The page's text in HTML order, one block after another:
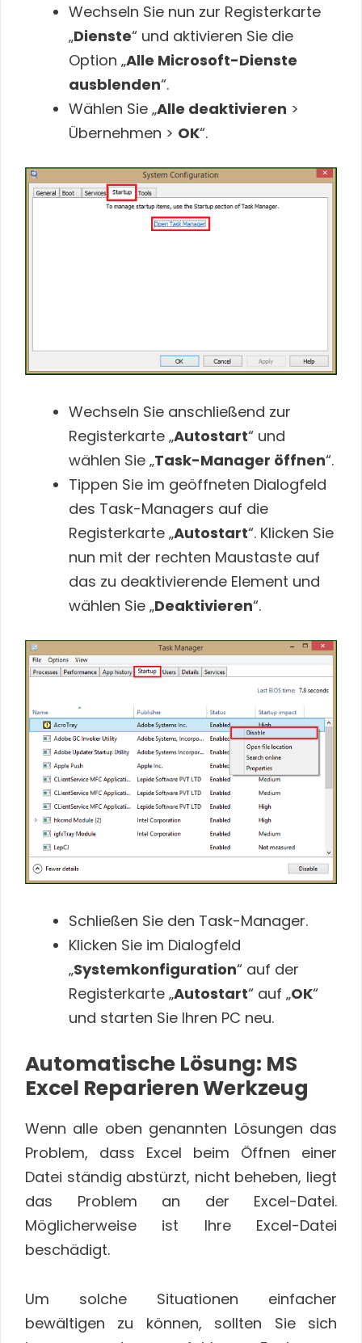
Wechseln Sie nun zur Registerkarte
„Dienste“ und aktivieren Sie die
Option „Alle Microsoft-Dienste
ausblenden“.
Wählen Sie „Alle deaktivieren >
Übernehmen > OK“.
Wechseln Sie anschließend zur
Registerkarte „Autostart“ und
wählen Sie „Task-Manager öffnen“.
Tippen Sie im geöffneten Dialogfeld
des Task-Managers auf die
Registerkarte „Autostart“. Klicken Sie
nun mit der rechten Maustaste auf
das zu deaktivierende Element und
wählen Sie „Deaktivieren“.
Schließen Sie den Task-Manager.
Klicken Sie im Dialogfeld
„Systemkonfiguration“ auf der
Registerkarte „Autostart“ auf „OK“
und starten Sie Ihren PC neu.
Automatische Lösung: MS
Excel Reparieren Werkzeug
Wenn alle oben genannten Lösungen das
Problem, dass Excel beim Öffnen einer
Datei ständig abstürzt, nicht beheben, liegt
das Problem an der Excel-Datei.
Möglicherweise ist Ihre Excel-Datei
beschädigt.
Um solche Situationen einfacher
bewältigen zu können, sollten Sie sich